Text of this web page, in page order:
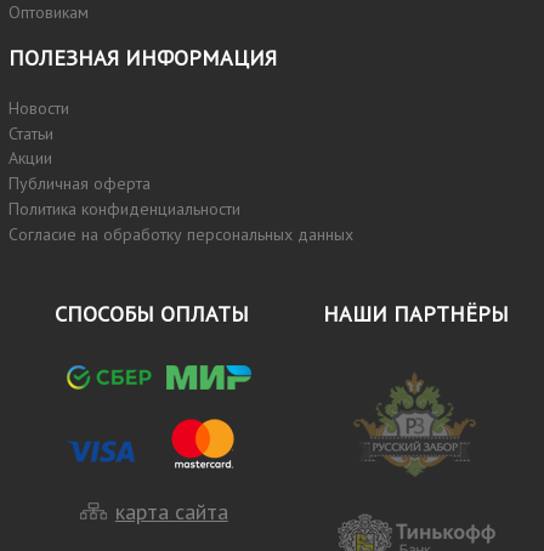
Оптовикам
ПОЛЕЗНАЯ ИНФОРМАЦИЯ
Новости
Статьи
Акции
Публичная оферта
Политика конфиденциальности
Согласие на обработку персональных данных
СПОСОБЫ ОПЛАТЫ
карта сайта
НАШИ ПАРТНЁРЫ